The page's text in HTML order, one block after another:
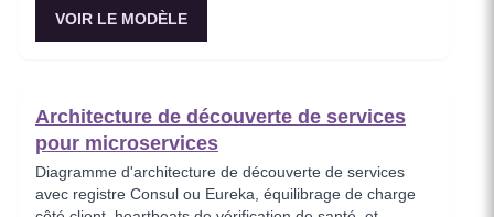
de migration éprouvée où les nouvelles fonctionnalités
VOIR LE MODÈLE
Architecture de découverte de services
pour microservices
Diagramme d'architecture de découverte de services
avec registre Consul ou Eureka, équilibrage de charge